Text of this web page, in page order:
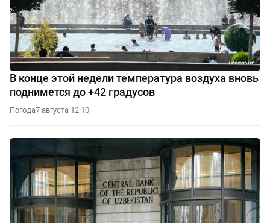
В конце этой недели температура воздуха вновь
поднимется до +42 градусов
Погода7 августа 12:10